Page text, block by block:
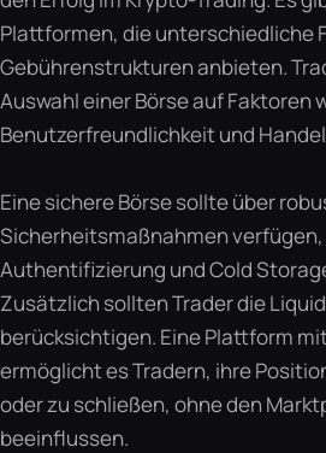
Plattformen, die unterschiedliche
Gebührenstrukturen anbieten.
Auswahl einer Börse auf Faktoren
Benutzerfreundlichkeit und
Eine sichere Börse sollte über
Sicherheitsmaßnahmen
Authentifizierung und Cold
Zusätzlich sollten Trader die
berücksichtigen. Eine Plattform
ermöglicht es Tradern, ihre
oder zu schließen, ohne den
beeinflussen.